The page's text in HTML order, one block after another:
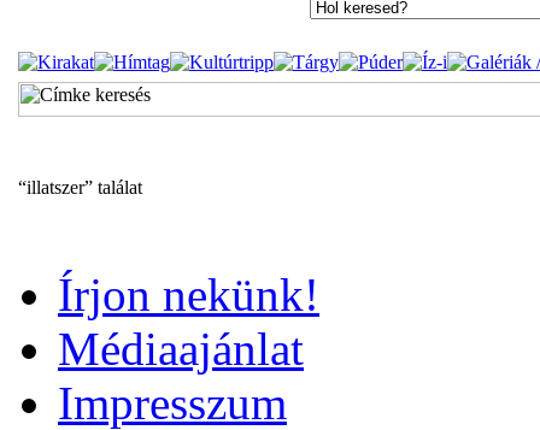
“illatszer” találat
Írjon nekünk!
Médiaajánlat
Impresszum